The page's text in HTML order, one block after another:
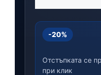
-20%
Отстъпката се
при клик